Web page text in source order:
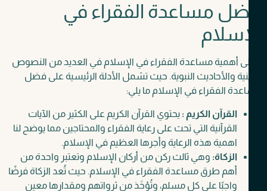
مساعدة الفقراء في
أهمية مساعدة الفقراء في الإسلام في العديد من النصوص
والأحاديث النبوية. حيث تشمل الأدلة الرئيسية على فضل
الفقراء في الإسلام ما يلي:
القرآن الكريم :يحتوي القرآن الكريم على الكثير من الآيات
القرآنية التي تحث على رعاية الفقراء والمحتاجين مما يوضح لنا
اهمية هذه الرعاية وأجرها العظيم في الإسلام.
الزكاة:وهي ثالث ركن من أركان الإسلام وتعتبر واحدة من
أهم طرق مساعدة الفقراء في الإسلام. حيث تُعد الزكاة فرضًا
واجبًا على كل مسلم، وتُؤخَذ من ثرواتهم ومقدارها معين